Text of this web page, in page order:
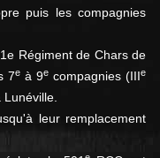
puis les compagnies
Régiment de Chars de
7e à 9e compagnies (IIIe
leur remplacement